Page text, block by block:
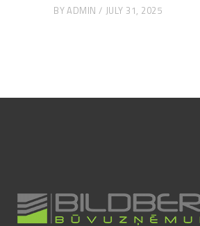
BYADMIN JULY 31, 2025